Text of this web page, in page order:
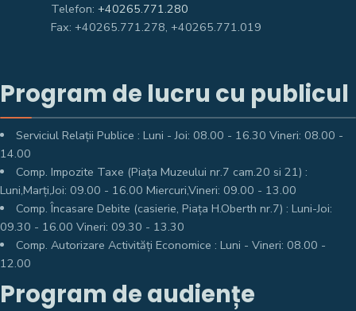
Telefon: +40265.771.280
Fax: +40265.771.278, +40265.771.019
Program de lucru cu publicul
Serviciul Relații Publice : Luni - Joi: 08.00 - 16.30 Vineri: 08.00 -
14.00
Comp. Impozite Taxe (Piața Muzeului nr.7 cam.20 si 21) :
Luni,Marți,Joi: 09.00 - 16.00 Miercuri,Vineri: 09.00 - 13.00
Comp. Încasare Debite (casierie, Piața H.Oberth nr.7) : Luni-Joi:
09.30 - 16.00 Vineri: 09.30 - 13.30
Comp. Autorizare Activități Economice : Luni - Vineri: 08.00 -
12.00
Program de audiențe